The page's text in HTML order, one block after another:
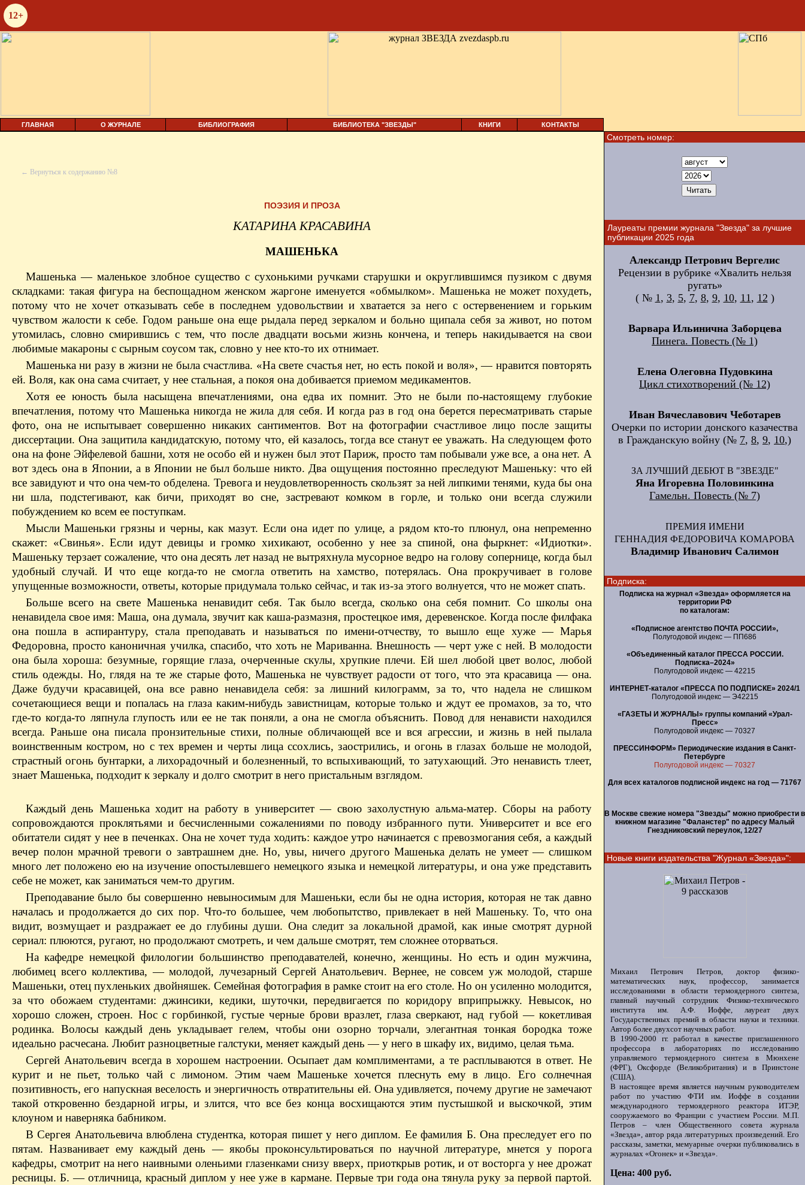
12+
ГЛАВНАЯ О ЖУРНАЛЕ БИБЛИОГРАФИЯ БИБЛИОТЕКА "ЗВЕЗДЫ" КНИГИ КОНТАКТЫ
← Вернуться к содержанию №8
ПОЭЗИЯ И ПРОЗА
КАТАРИНА КРАСАВИНА
МАШЕНЬКА
Машенька — маленькое злобное существо с сухонькими ручками старушки и округлившимся пузиком с двумя
складками: такая фигура на беспощадном женском жаргоне именуется «обмылком». Машенька не может похудеть,
потому что не хочет отказывать себе в последнем удовольствии и хватается за него с остервенением и горьким
чувством жалости к себе. Годом раньше она еще рыдала перед зеркалом и больно щипала себя за живот, но потом
утомилась, словно смирившись с тем, что после двадцати восьми жизнь кончена, и теперь накидывается на свои
любимые макароны с сырным соусом так, словно у нее кто-то их отнимает.
Машенька ни разу в жизни не была счастлива. «На свете счастья нет, но есть покой и воля», — нравится повторять
ей. Воля, как она сама считает, у нее стальная, а покоя она добивается приемом медикаментов.
Хотя ее юность была насыщена впечатлениями, она едва их помнит. Это не были по-настоящему глубокие
впечатления, потому что Машенька никогда не жила для себя. И когда раз в год она берется пересматривать старые
фото, она не испытывает совершенно никаких сантиментов. Вот на фотографии счастливое лицо после защиты
диссертации. Она защитила кандидатскую, потому что, ей казалось, тогда все станут ее уважать. На следующем фото
она на фоне Эйфелевой башни, хотя не особо ей и нужен был этот Париж, просто там побывали уже все, а она нет. А
вот здесь она в Японии, а в Японии не был больше никто. Два ощущения постоянно преследуют Машеньку: что ей
все завидуют и что она чем-то обделена. Тревога и неудовлетворенность скользят за ней липкими тенями, куда бы она
ни шла, подстегивают, как бичи, приходят во сне, застревают комком в горле, и только они всегда служили
побуждением ко всем ее поступкам.
Мысли Машеньки грязны и черны, как мазут. Если она идет по улице, а рядом кто-то плюнул, она непременно
скажет: «Свинья». Если идут девицы и громко хихикают, особенно у нее за спиной, она фыркнет: «Идиотки».
Машеньку терзает сожаление, что она десять лет назад не вытряхнула мусорное ведро на голову сопернице, когда был
удобный случай. И что еще когда-то не смогла ответить на хамство, потерялась. Она прокручивает в голове
упущенные возможности, ответы, которые придумала только сейчас, и так из-за этого волнуется, что не может спать.
Больше всего на свете Машенька ненавидит себя. Так было всегда, сколько она себя помнит. Со школы она
ненавидела свое имя: Маша, она думала, звучит как каша-размазня, простецкое имя, деревенское. Когда после филфака
она пошла в аспирантуру, стала преподавать и называться по имени-отчеству, то вышло еще хуже — Марья
Федоровна, просто каноничная училка, спасибо, что хоть не Мариванна. Внешность — черт уже с ней. В молодости
она была хороша: безумные, горящие глаза, очерченные скулы, хрупкие плечи. Ей шел любой цвет волос, любой
стиль одежды. Но, глядя на те же старые фото, Машенька не чувствует радости от того, что эта красавица — она.
Даже будучи красавицей, она все равно ненавидела себя: за лишний килограмм, за то, что надела не слишком
сочетающиеся вещи и попалась на глаза каким-нибудь завистницам, которые только и ждут ее промахов, за то, что
где-то когда-то ляпнула глупость или ее не так поняли, а она не смогла объяснить. Повод для ненависти находился
всегда. Раньше она писала пронзительные стихи, полные обличающей все и вся агрессии, и жизнь в ней пылала
воинственным костром, но с тех времен и черты лица ссохлись, заострились, и огонь в глазах больше не молодой,
страстный огонь бунтарки, а лихорадочный и болезненный, то вспыхивающий, то затухающий. Это ненависть тлеет,
знает Машенька, подходит к зеркалу и долго смотрит в него пристальным взглядом.
Каждый день Машенька ходит на работу в университет — свою захолустную альма-матер. Сборы на работу
сопровождаются проклятьями и бесчисленными сожалениями по поводу избранного пути. Университет и все его
обитатели сидят у нее в печенках. Она не хочет туда ходить: каждое утро начинается с превозмогания себя, а каждый
вечер полон мрачной тревоги о завтрашнем дне. Но, увы, ничего другого Машенька делать не умеет — слишком
много лет положено ею на изучение опостылевшего немецкого языка и немецкой литературы, и она уже представить
себе не может, как заниматься чем-то другим.
Преподавание было бы совершенно невыносимым для Машеньки, если бы не одна история, которая не так давно
началась и продолжается до сих пор. Что-то большее, чем любопытство, привлекает в ней Машеньку. То, что она
видит, возмущает и раздражает ее до глубины души. Она следит за локальной драмой, как иные смотрят дурной
сериал: плюются, ругают, но продолжают смотреть, и чем дальше смотрят, тем сложнее оторваться.
На кафедре немецкой филологии большинство преподавателей, конечно, женщины. Но есть и один мужчина,
любимец всего коллектива, — молодой, лучезарный Сергей Анатольевич. Вернее, не совсем уж молодой, старше
Машеньки, отец пухленьких двойняшек. Семейная фотография в рамке стоит на его столе. Но он усиленно молодится,
за что обожаем студентами: джинсики, кедики, шуточки, передвигается по коридору вприпрыжку. Невысок, но
хорошо сложен, строен. Нос с горбинкой, густые черные брови вразлет, глаза сверкают, над губой — кокетливая
родинка. Волосы каждый день укладывает гелем, чтобы они озорно торчали, элегантная тонкая бородка тоже
идеально расчесана. Любит разноцветные галстуки, меняет каждый день — у него в шкафу их, видимо, целая тьма.
Сергей Анатольевич всегда в хорошем настроении. Осыпает дам комплиментами, а те расплываются в ответ. Не
курит и не пьет, только чай с лимоном. Этим чаем Машеньке хочется плеснуть ему в лицо. Его солнечная
позитивность, его напускная веселость и энергичность отвратительны ей. Она удивляется, почему другие не замечают
такой откровенно бездарной игры, и злится, что все без конца восхищаются этим пустышкой и выскочкой, этим
клоуном и наверняка бабником.
В Сергея Анатольевича влюблена студентка, которая пишет у него диплом. Ее фамилия Б. Она преследует его по
пятам. Названивает ему каждый день — якобы проконсультироваться по научной литературе, мнется у порога
кафедры, смотрит на него наивными оленьими глазенками снизу вверх, приоткрыв ротик, и от восторга у нее дрожат
ресницы. Б. — отличница, красный диплом у нее уже в кармане. Первые три года она тянула руку за первой партой.
Смотреть номер:
Лауреаты премии журнала "Звезда" за лучшие
публикации 2025 года
Александр Петрович Вергелис
Рецензии в рубрике «Хвалить нельзя
ругать»
( № 1, 3, 5, 7, 8, 9, 10, 11, 12 )
Варвара Ильинична Заборцева
Пинега. Повесть (№ 1)
Елена Олеговна Пудовкина
Цикл стихотворений (№ 12)
Иван Вячеславович Чеботарев
Очерки по истории донского казачества
в Гражданскую войну (№ 7, 8, 9, 10,)
ЗА ЛУЧШИЙ ДЕБЮТ В "ЗВЕЗДЕ"
Яна Игоревна Половинкина
Гамельн. Повесть (№ 7)
ПРЕМИЯ ИМЕНИ
ГЕННАДИЯ ФЕДОРОВИЧА КОМАРОВА
Владимир Иванович Салимон
Подписка:
Подписка на журнал «Звезда» оформляется на
территории РФ
по каталогам:
«Подписное агентство ПОЧТА РОССИИ»,
Полугодовой индекс — ПП686
«Объединенный каталог ПРЕССА РОССИИ.
Подписка–2024»
Полугодовой индекс — 42215
ИНТЕРНЕТ-каталог «ПРЕССА ПО ПОДПИСКЕ» 2024/1
Полугодовой индекс — Э42215
«ГАЗЕТЫ И ЖУРНАЛЫ» группы компаний «Урал-
Пресс»
Полугодовой индекс — 70327
ПРЕССИНФОРМ» Периодические издания в Санкт-
Петербурге
Полугодовой индекс — 70327
Для всех каталогов подписной индекс на год — 71767
В Москве свежие номера "Звезды" можно приобрести в
книжном магазине "Фаланстер" по адресу Малый
Гнездниковский переулок, 12/27
Новые книги издательства "Журнал «Звезда»":
Михаил Петрович Петров, доктор физико-
математических наук, профессор, занимается
исследованиями в области термоядерного синтеза,
главный научный сотрудник Физико-технического
института им. А.Ф. Иоффе, лауреат двух
Государственных премий в области науки и техники.
Автор более двухсот научных работ.
В 1990-2000 гг. работал в качестве приглашенного
профессора в лабораториях по исследованию
управляемого термоядерного синтеза в Мюнхене
(ФРГ), Оксфорде (Великобритания) и в Принстоне
(США).
В настоящее время является научным руководителем
работ по участию ФТИ им. Иоффе в создании
международного термоядерного реактора ИТЭР,
сооружаемого во Франции с участием России. М.П.
Петров – член Общественного совета журнала
«Звезда», автор ряда литературных произведений. Его
рассказы, заметки, мемуарные очерки публиковались в
журналах «Огонек» и «Звезда».
Цена: 400 руб.